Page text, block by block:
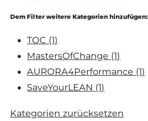
Dem Filter weitere Kategorien hinzufügen:
TOC (1)
MastersOfChange (1)
AURORA4Performance (1)
SaveYourLEAN (1)
Kategorien zurücksetzen